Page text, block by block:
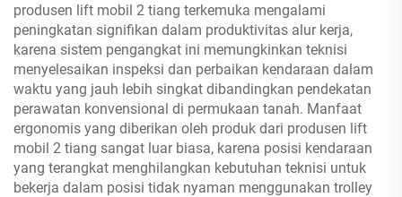
produsen lift mobil 2 tiang terkemuka mengalami
peningkatan signifikan dalam produktivitas alur kerja,
karena sistem pengangkat ini memungkinkan teknisi
menyelesaikan inspeksi dan perbaikan kendaraan dalam
waktu yang jauh lebih singkat dibandingkan pendekatan
perawatan konvensional di permukaan tanah. Manfaat
ergonomis yang diberikan oleh produk dari produsen lift
mobil 2 tiang sangat luar biasa, karena posisi kendaraan
yang terangkat menghilangkan kebutuhan teknisi untuk
bekerja dalam posisi tidak nyaman menggunakan trolley